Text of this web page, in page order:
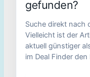
gefunden?
Suche direkt nach
Vielleicht ist der
aktuell günstiger
im Deal Finder